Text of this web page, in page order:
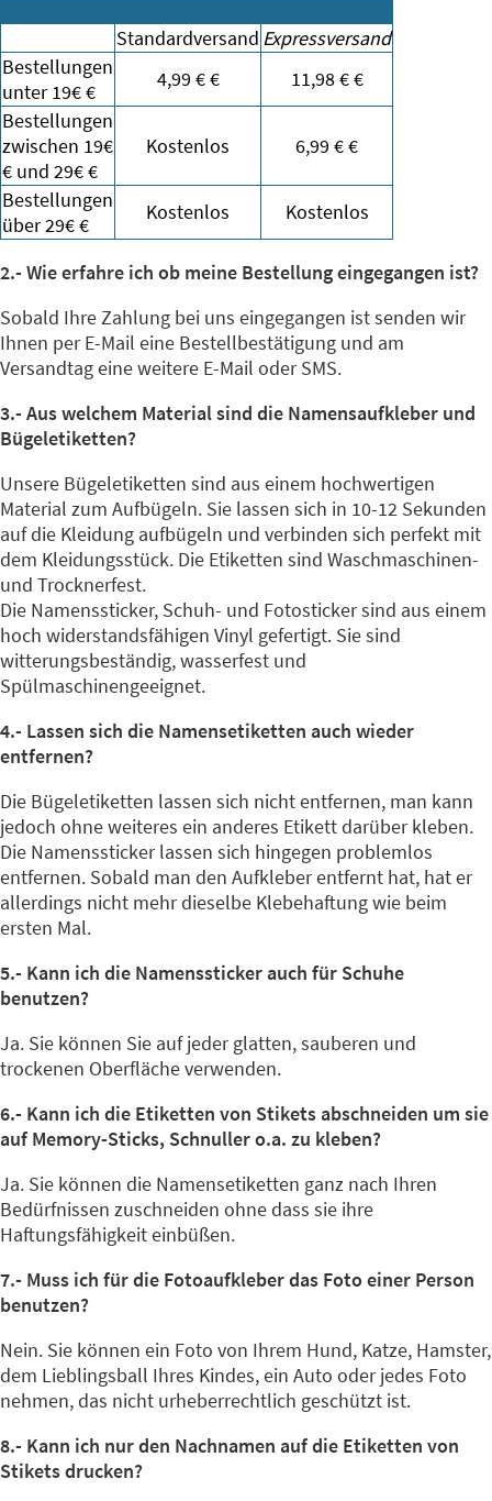
Standardversand Expressversand
Bestellungen
unter 19€ €
4,99 €€ 11,98€€
Bestellungen
zwischen 19€
€ und 29€ €
Kostenlos 6,99 €€
Bestellungen
über 29€ €
Kostenlos Kostenlos
2.- Wie erfahre ich ob meine Bestellung eingegangen ist?
Sobald Ihre Zahlung bei uns eingegangen ist senden wir
Ihnen per E-Mail eine Bestellbestätigung und am
Versandtag eine weitere E-Mail oder SMS.
3.- Aus welchem Material sind die Namensaufkleber und
Bügeletiketten?
Unsere Bügeletiketten sind aus einem hochwertigen
Material zum Aufbügeln. Sie lassen sich in 10-12 Sekunden
auf die Kleidung aufbügeln und verbinden sich perfekt mit
dem Kleidungsstück. Die Etiketten sind Waschmaschinen-
und Trocknerfest.
Die Namenssticker, Schuh- und Fotosticker sind aus einem
hoch widerstandsfähigen Vinyl gefertigt. Sie sind
witterungsbeständig, wasserfest und
Spülmaschinengeeignet.
4.- Lassen sich die Namensetiketten auch wieder
entfernen?
Die Bügeletiketten lassen sich nicht entfernen, man kann
jedoch ohne weiteres ein anderes Etikett darüber kleben.
Die Namenssticker lassen sich hingegen problemlos
entfernen. Sobald man den Aufkleber entfernt hat, hat er
allerdings nicht mehr dieselbe Klebehaftung wie beim
ersten Mal.
5.- Kann ich die Namenssticker auch für Schuhe
benutzen?
Ja. Sie können Sie auf jeder glatten, sauberen und
trockenen Oberfläche verwenden.
6.- Kann ich die Etiketten von Stikets abschneiden um sie
auf Memory-Sticks, Schnuller o.a. zu kleben?
Ja. Sie können die Namensetiketten ganz nach Ihren
Bedürfnissen zuschneiden ohne dass sie ihre
Haftungsfähigkeit einbüßen.
7.- Muss ich für die Fotoaufkleber das Foto einer Person
benutzen?
Nein. Sie können ein Foto von Ihrem Hund, Katze, Hamster,
dem Lieblingsball Ihres Kindes, ein Auto oder jedes Foto
nehmen, das nicht urheberrechtlich geschützt ist.
8.- Kann ich nur den Nachnamen auf die Etiketten von
Stikets drucken?